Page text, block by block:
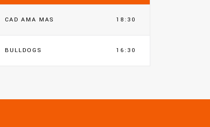
CAD AMA MAS 18:30
BULLDOGS 16:30